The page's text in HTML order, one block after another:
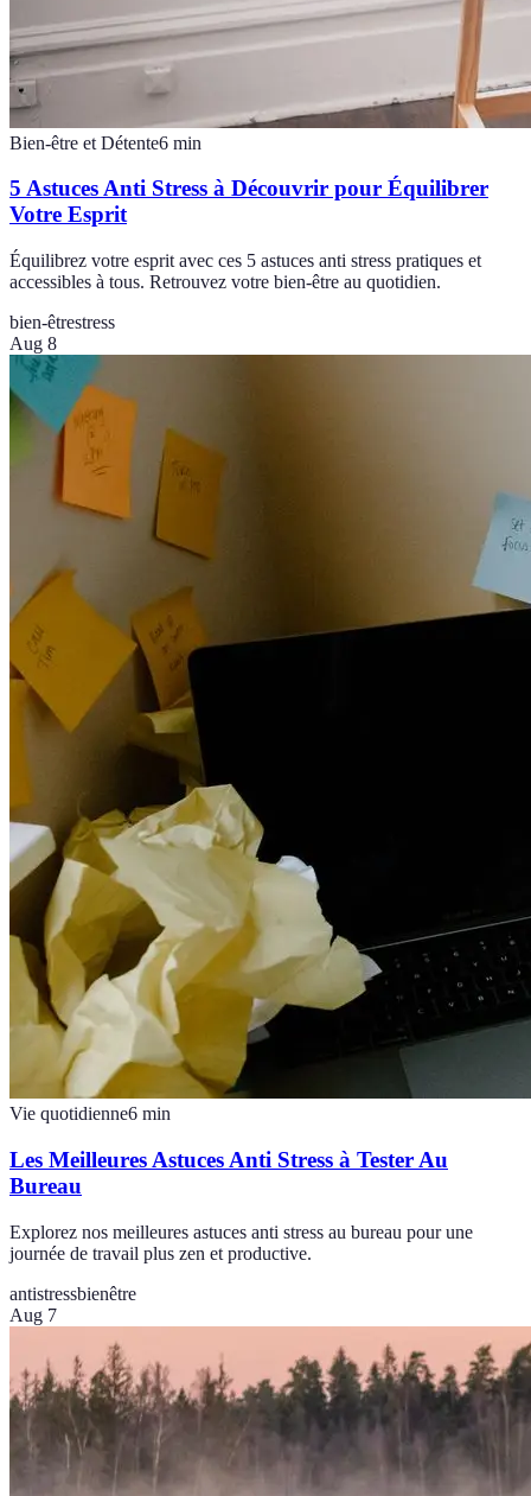
Bien-être et Détente6 min
5 Astuces Anti Stress à Découvrir pour Équilibrer
Votre Esprit
Équilibrez votre esprit avec ces 5 astuces anti stress pratiques et
accessibles à tous. Retrouvez votre bien-être au quotidien.
bien-êtrestress
Aug 8
Vie quotidienne6 min
Les Meilleures Astuces Anti Stress à Tester Au
Bureau
Explorez nos meilleures astuces anti stress au bureau pour une
journée de travail plus zen et productive.
antistressbienêtre
Aug 7